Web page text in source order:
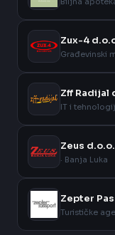
Zux-4
Građevinski
Zff Radijal
IT i
Zeus d.o.o.
· Banja Luka
Zepter
Turističke